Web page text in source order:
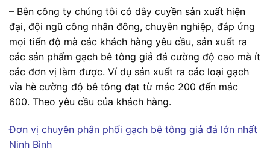
– Bên công ty chúng tôi có dây cuyền sản xuất hiện
đại, đội ngũ công nhân đông, chuyên nghiệp, đáp ứng
mọi tiến độ mà các khách hàng yêu cầu, sản xuất ra
các sản phẩm gạch bê tông giả đá cường độ cao mà ít
các đơn vị làm được. Ví dụ sản xuất ra các loại gạch
vỉa hè cường độ bê tông đạt từ mác 200 đến mác
600. Theo yêu cầu của khách hàng.
Đơn vị chuyên phân phối gạch bê tông giả đá lớn nhất
Ninh Bình